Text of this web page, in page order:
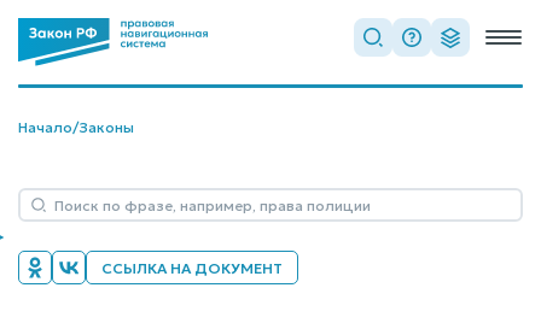
Начало/Законы
ССЫЛКА НА ДОКУМЕНТ